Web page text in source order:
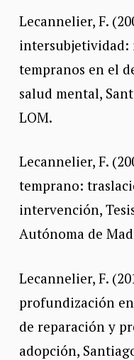
Lecannelier, F.
intersubjetividad:
tempranos en el
salud mental,
LOM.
Lecannelier, F.
temprano:
intervención,
Autónoma de
Lecannelier, F.
profundización
de reparación y
adopción,